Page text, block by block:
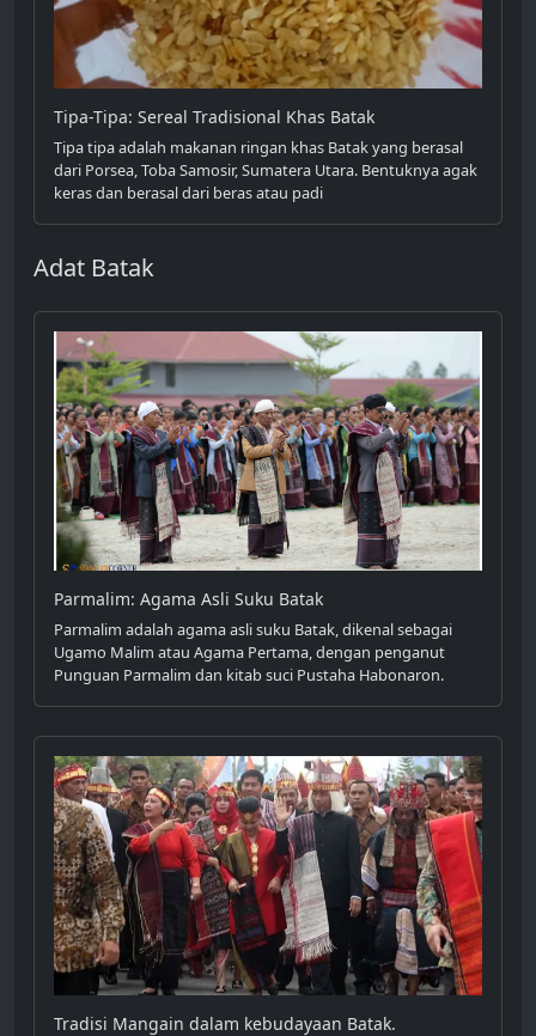
Tipa-Tipa: Sereal Tradisional Khas Batak
Tipa tipa adalah makanan ringan khas Batak yang berasal
dari Porsea, Toba Samosir, Sumatera Utara. Bentuknya agak
keras dan berasal dari beras atau padi
Adat Batak
Parmalim: Agama Asli Suku Batak
Parmalim adalah agama asli suku Batak, dikenal sebagai
Ugamo Malim atau Agama Pertama, dengan penganut
Punguan Parmalim dan kitab suci Pustaha Habonaron.
Tradisi Mangain dalam kebudayaan Batak.